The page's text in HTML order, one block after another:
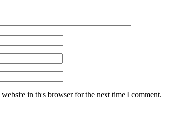
website in this browser for the next time I comment.